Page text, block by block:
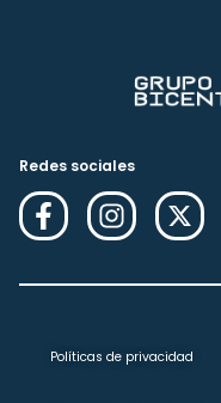
Redes sociales
Políticas de privacidad